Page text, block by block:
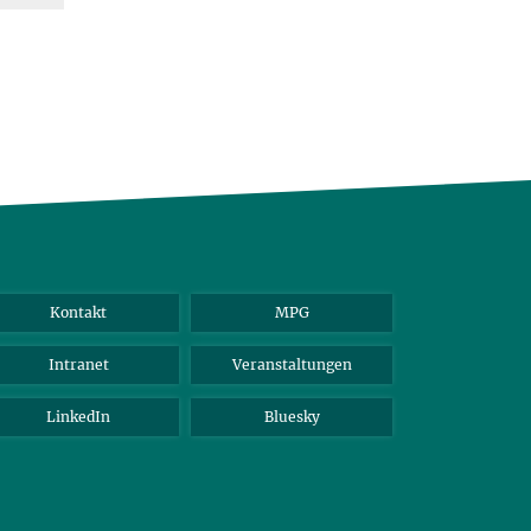
Kontakt MPG
Intranet Veranstaltungen
LinkedIn Bluesky